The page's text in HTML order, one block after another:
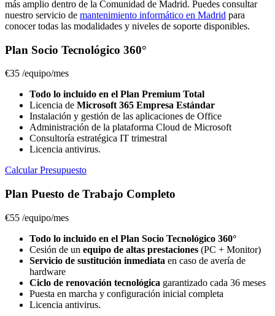
más amplio dentro de la Comunidad de Madrid. Puedes consultar
nuestro servicio de mantenimiento informático en Madrid para
conocer todas las modalidades y niveles de soporte disponibles.
Plan Socio Tecnológico 360°
€35 /equipo/mes
Todo lo incluido en el Plan Premium Total
Licencia de Microsoft 365 Empresa Estándar
Instalación y gestión de las aplicaciones de Office
Administración de la plataforma Cloud de Microsoft
Consultoría estratégica IT trimestral
Licencia antivirus.
Calcular Presupuesto
Plan Puesto de Trabajo Completo
€55 /equipo/mes
Todo lo incluido en el Plan Socio Tecnológico 360°
Cesión de un equipo de altas prestaciones (PC + Monitor)
Servicio de sustitución inmediata en caso de avería de
hardware
Ciclo de renovación tecnológica garantizado cada 36 meses
Puesta en marcha y configuración inicial completa
Licencia antivirus.